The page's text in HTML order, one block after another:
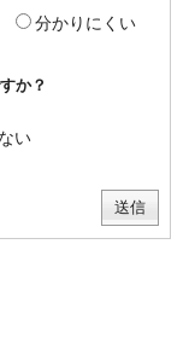
分かりにくい
か？
い